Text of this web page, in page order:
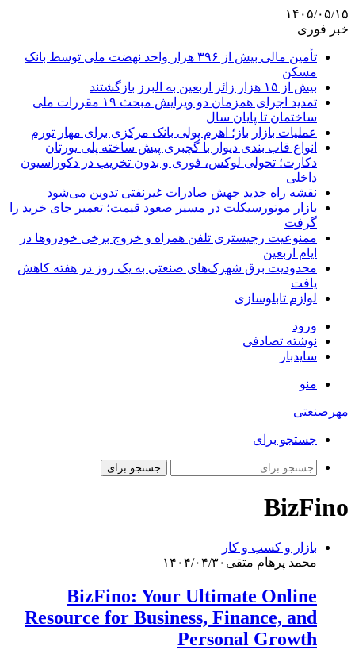
۱۴۰۵/۰۵/۱۵
خبر فوری
تأمین مالی بیش از ۳۹۶ هزار واحد نهضت ملی توسط بانک
مسکن
بیش از ۱۵ هزار زائر اربعین به البرز بازگشتند
تمدید اجرای همزمان دو ویرایش مبحث ۱۹ مقررات ملی
ساختمان تا پایان سال
عملیات بازار باز؛ اهرم پولی بانک مرکزی برای مهار تورم
انواع قاب بندی دیوار با گچبری پیش ساخته پلی یورتان
دکارت؛ تحولی لوکس، فوری و بدون تخریب در دکوراسیون
داخلی
نقشه راه جدید جهش صادرات غیرنفتی تدوین می‌شود
بازار موتورسیکلت در مسیر صعود قیمت؛ تعمیر جای خرید را
گرفت
ممنوعیت رجیستری تلفن همراه و خروج برخی خودروها در
ایام اربعین
محدودیت برق شهرک‌های صنعتی به یک روز در هفته کاهش
یافت
لوازم تابلوسازی
ورود
نوشته تصادفی
سایدبار
منو
مهرصنعتی
جستجو برای
جستجو برای
BizFino
بازار و کسب و کار
محمد پرهام متقی ۱۴۰۴/۰۴/۳۰
BizFino: Your Ultimate Online
Resource for Business, Finance, and
Personal Growth